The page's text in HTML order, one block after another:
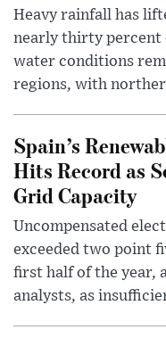
Heavy rainfall has
nearly thirty percent
water conditions
regions, with
Spain’s
Hits Record as
Grid Capacity
Uncompensated
exceeded two point
first half of the year,
analysts, as